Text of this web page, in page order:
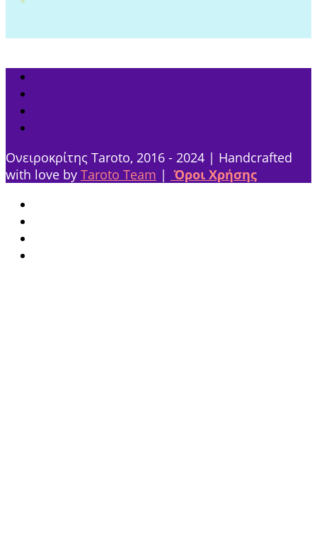
Ονειροκρίτης Taroto, 2016 - 2024 | Handcrafted
with love by Taroto Team | Όροι Χρήσης